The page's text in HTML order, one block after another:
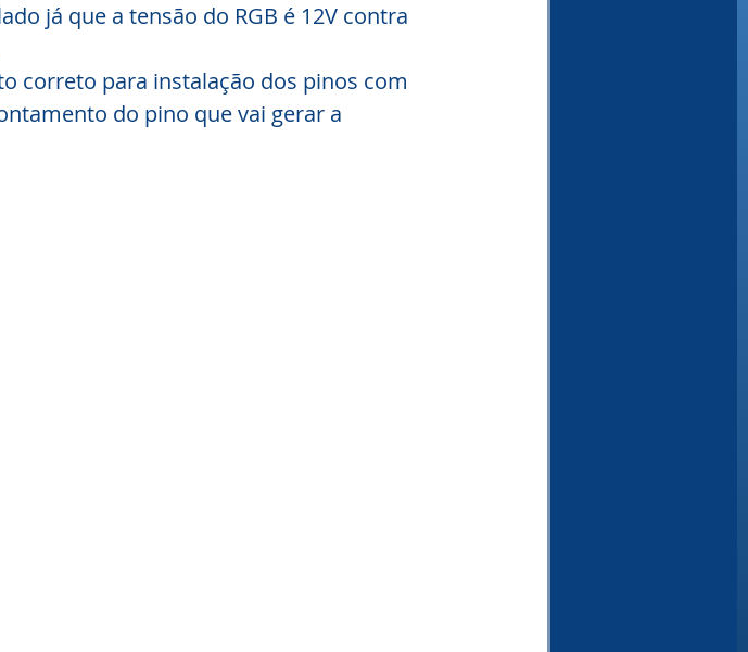
já que a tensão do RGB é 12V contra
correto para instalação dos pinos com
do pino que vai gerar a